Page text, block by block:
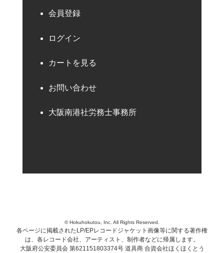
会員登録
ログイン
カートを見る
お問い合わせ
大阪南港社労務士事務所
© Hokuhokutou, Inc. All Rights Reserved.
各ページに掲載されたLP/EPレコードジャケット画像等に関する著作権
は、各レコード会社、アーティスト、制作者などに帰属します。
大阪府公安委員会 第621151803374号 道具商 合資会社ほくほくとう